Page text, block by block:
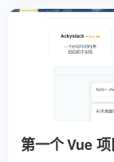
第一个 Vue